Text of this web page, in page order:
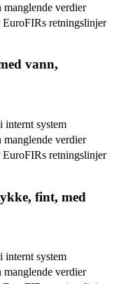
manglende verdier
EuroFIRs retningslinjer
vann,
internt system
manglende verdier
EuroFIRs retningslinjer
fint, med
internt system
manglende verdier